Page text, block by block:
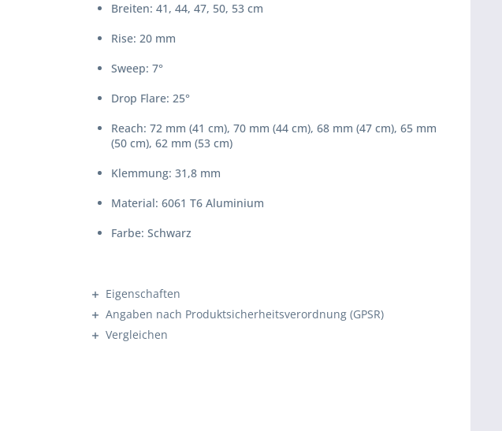
Breiten: 41, 44, 47, 50, 53 cm
Rise: 20 mm
Sweep: 7°
Drop Flare: 25°
Reach: 72 mm (41 cm), 70 mm (44 cm), 68 mm (47 cm), 65 mm
(50 cm), 62 mm (53 cm)
Klemmung: 31,8 mm
Material: 6061 T6 Aluminium
Farbe: Schwarz
Eigenschaften
Angaben nach Produktsicherheitsverordnung (GPSR)
Vergleichen